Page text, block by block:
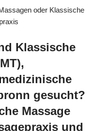
oder Klassische
Klassische
gesucht?
Massage
und